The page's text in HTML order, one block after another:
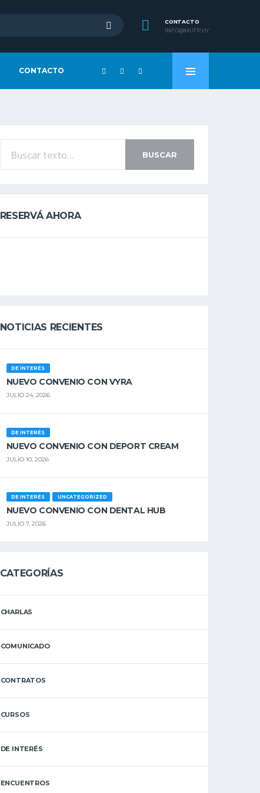
CONTACTO
INFO@MUFP.UY
CONTACTO
BUSCAR
RESERVÁ AHORA
NOTICIAS RECIENTES
DE INTERÉS
NUEVO CONVENIO CON VYRA
JULIO 24, 2026
DE INTERÉS
NUEVO CONVENIO CON DEPORT CREAM
JULIO 10, 2026
DE INTERÉS UNCATEGORIZED
NUEVO CONVENIO CON DENTAL HUB
JULIO 7, 2026
CATEGORÍAS
CHARLAS
COMUNICADO
CONTRATOS
CURSOS
DE INTERÉS
ENCUENTROS